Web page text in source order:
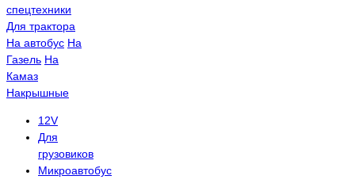
спецтехники
Для трактора
На автобус На
Газель На
Камаз
Накрышные
12V
Для
грузовиков
Микроавтобус